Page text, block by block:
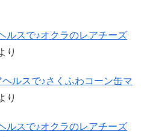
ルスで♪オクラのレアチーズ
り
ヘルスで♪さくふわコーン缶マ
り
ルスで♪オクラのレアチーズ